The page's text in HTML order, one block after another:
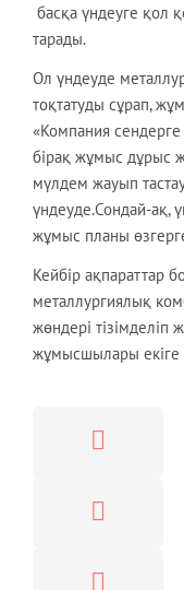
басқа үндеуге қол
тарады.
Ол үндеуде
тоқтатуды сұрап,
«Компания
бірақ жұмыс дұрыс
мүлдем жауып
үндеуде.Сондай-ақ,
жұмыс планы
Кейбір ақпараттар
металлургиялық
жөндері
жұмысшылары екіге